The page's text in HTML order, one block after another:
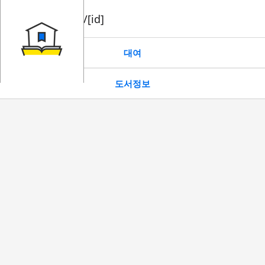
book/rent/[id]
대여
도서정보